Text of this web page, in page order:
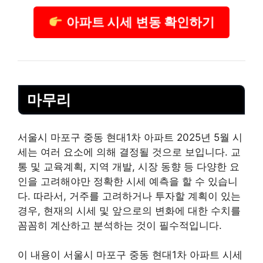
아파트 시세 변동 확인하기
마무리
서울시 마포구 중동 현대1차 아파트 2025년 5월 시
세는 여러 요소에 의해 결정될 것으로 보입니다. 교
통 및 교육계획, 지역 개발, 시장 동향 등 다양한 요
인을 고려해야만 정확한 시세 예측을 할 수 있습니
다. 따라서, 거주를 고려하거나 투자할 계획이 있는
경우, 현재의 시세 및 앞으로의 변화에 대한 수치를
꼼꼼히 계산하고 분석하는 것이 필수적입니다.
이 내용이 서울시 마포구 중동 현대1차 아파트 시세